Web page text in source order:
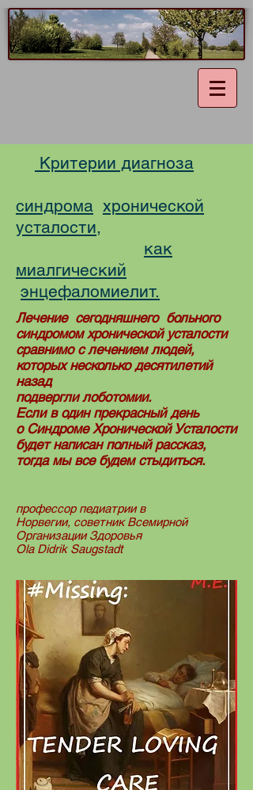
Критерии диагноза
синдрома хронической
усталости,
как
миалгический
энцефаломиелит.
Лечение сегодняшнего больного
синдромом хронической усталости
сравнимо с лечением людей,
которых несколько десятилетий
назад
подвергли лоботомии.
Если в один прекрасный день
о Синдроме Хронической Усталости
будет написан полный рассказ,
тогда мы все будем стыдиться.
профессор педиатрии в
Норвегии, советник Всемирной
Организации Здоровья
Ola Didrik Saugstadt